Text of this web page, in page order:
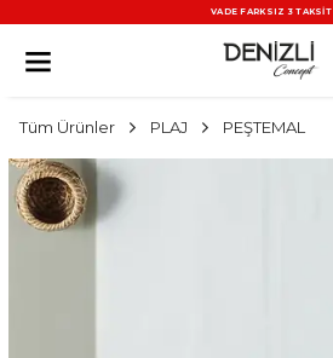
VADE FARKSIZ 3 TAKSİT
Tüm Ürünler PLAJ PEŞTEMAL